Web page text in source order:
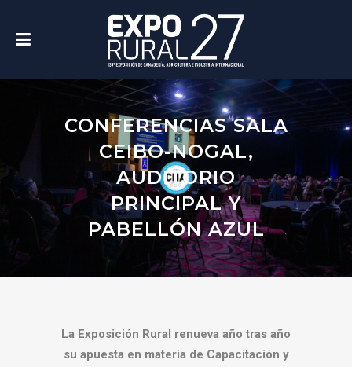
CONFERENCIAS SALA
CEIBO-NOGAL,
AUDITORIO
PRINCIPAL Y
PABELLÓN AZUL
La Exposición Rural renueva año tras año
su apuesta en materia de Capacitación y